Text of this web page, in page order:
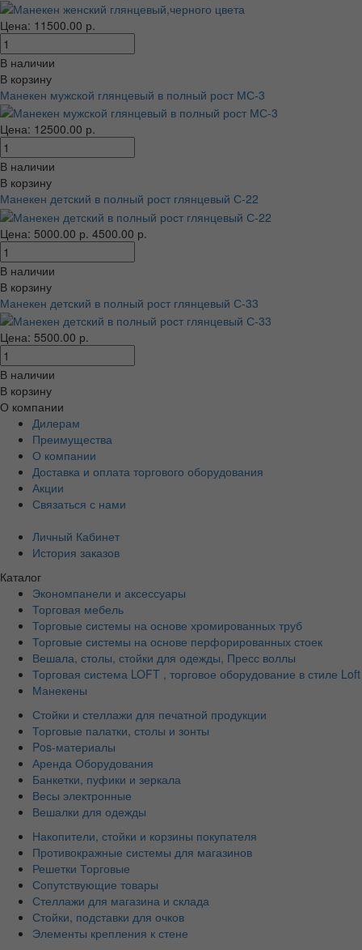
Цена: 11500.00 р.
В наличии
В корзину
Манекен мужской глянцевый в полный рост МС-3
Цена: 12500.00 р.
В наличии
В корзину
Манекен детский в полный рост глянцевый С-22
Цена: 5000.00 р. 4500.00 р.
В наличии
В корзину
Манекен детский в полный рост глянцевый С-33
Цена: 5500.00 р.
В наличии
В корзину
О компании
Дилерам
Преимущества
О компании
Доставка и оплата торгового оборудования
Акции
Связаться с нами
Личный Кабинет
История заказов
Каталог
Экономпанели и аксессуары
Торговая мебель
Торговые системы на основе хромированных труб
Торговые системы на основе перфорированных стоек
Вешала, столы, стойки для одежды, Пресс воллы
Торговая система LOFT , торговое оборудование в стиле Loft
Манекены
Стойки и стеллажи для печатной продукции
Торговые палатки, столы и зонты
Pos-материалы
Аренда Оборудования
Банкетки, пуфики и зеркала
Весы электронные
Вешалки для одежды
Накопители, стойки и корзины покупателя
Противокражные системы для магазинов
Решетки Торговые
Сопутствующие товары
Стеллажи для магазина и склада
Стойки, подставки для очков
Элементы крепления к стене